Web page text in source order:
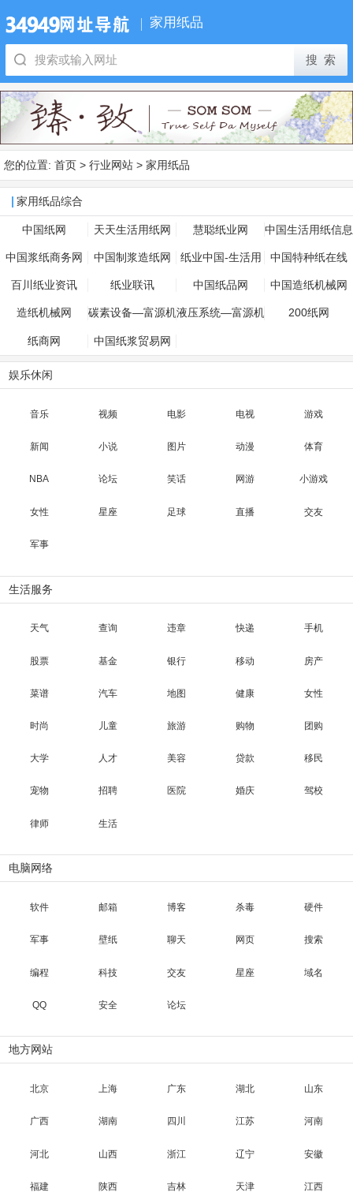
家用纸品
您的位置: 首页 > 行业网站 > 家用纸品
家用纸品综合
中国纸网 天天生活用纸网 慧聪纸业网 中国生活用纸信息
网
中国浆纸商务网 中国制浆造纸网 纸业中国-生活用
纸网
中国特种纸在线
百川纸业资讯 纸业联讯 中国纸品网 中国造纸机械网
造纸机械网 碳素设备—富源机
器
液压系统—富源机 200纸网
纸商网 中国纸浆贸易网
娱乐休闲
音乐 视频 电影 电视 游戏
新闻 小说 图片 动漫 体育
NBA 论坛 笑话 网游 小游戏
女性 星座 足球 直播 交友
军事
生活服务
天气 查询 违章 快递 手机
股票 基金 银行 移动 房产
菜谱 汽车 地图 健康 女性
时尚 儿童 旅游 购物 团购
大学 人才 美容 贷款 移民
宠物 招聘 医院 婚庆 驾校
律师 生活
电脑网络
软件 邮箱 博客 杀毒 硬件
军事 壁纸 聊天 网页 搜索
编程 科技 交友 星座 域名
QQ 安全 论坛
地方网站
北京 上海 广东 湖北 山东
广西 湖南 四川 江苏 河南
河北 山西 浙江 辽宁 安徽
福建 陕西 吉林 天津 江西